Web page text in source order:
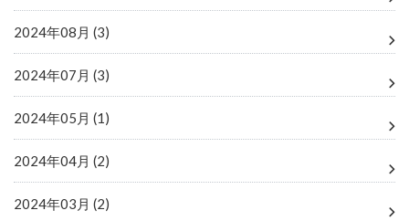
2024年08月 (3)
2024年07月 (3)
2024年05月 (1)
2024年04月 (2)
2024年03月 (2)